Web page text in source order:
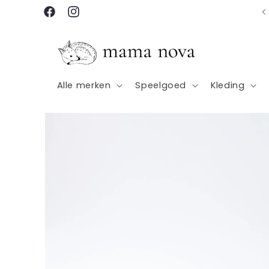
Meteen
naar deFacebookInstagram
Gratis verzending vanaf €100
Alle merken Speelgoed Kleding